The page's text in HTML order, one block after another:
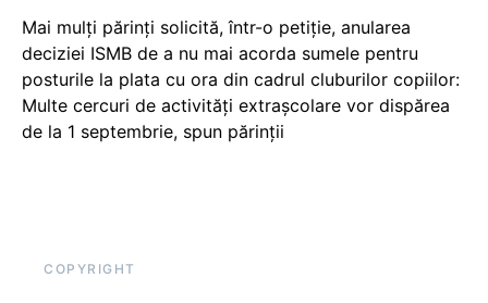
Mai mulți părinți solicită, într-o petiție, anularea
deciziei ISMB de a nu mai acorda sumele pentru
posturile la plata cu ora din cadrul cluburilor copiilor:
Multe cercuri de activități extrașcolare vor dispărea
de la 1 septembrie, spun părinții
COPYRIGHT